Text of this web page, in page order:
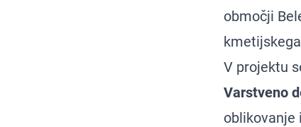
območji
V projektu
Varstveno
oblikovanje